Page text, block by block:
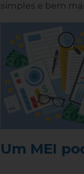
simples e bem
Um MEI